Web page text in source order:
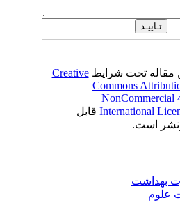
مقاله تحت شرایطCreative
Commons
Internationalقابل
است.
بهداشت